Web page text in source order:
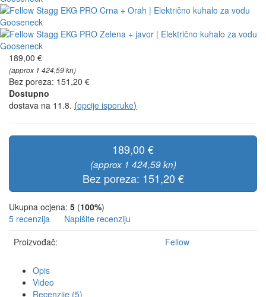
189,00 €
(approx 1 424,59 kn)
Bez poreza: 151,20 €
Dostupno
dostava na 11.8. (opcije isporuke)
189,00 €
(approx 1 424,59 kn)
Bez poreza: 151,20 €
Ukupna ocjena: 5 (100%)
5 recenzija
Napišite recenziju
Proizvođač:
Fellow
Opis
Video
Recenzije (5)